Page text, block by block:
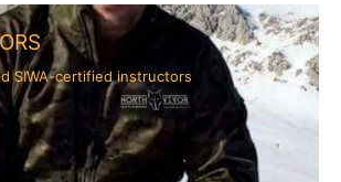
SIWA-certified instructors